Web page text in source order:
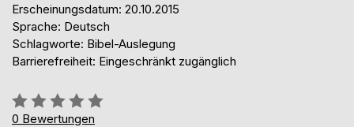
Erscheinungsdatum: 20.10.2015
Sprache: Deutsch
Schlagworte: Bibel-Auslegung
Barrierefreiheit: Eingeschränkt zugänglich
Bewertung::
0%
0 Bewertungen